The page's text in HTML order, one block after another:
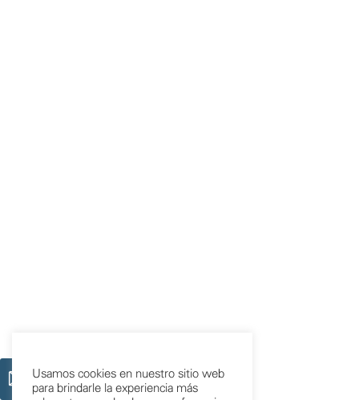
Usamos cookies en nuestro sitio web
para brindarle la experiencia más